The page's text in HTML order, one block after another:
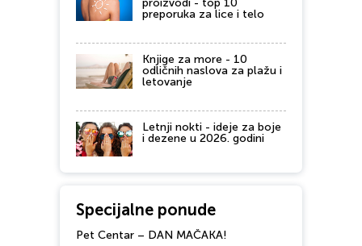
preporuka za lice i telo
Knjige za more - 10
odličnih naslova za plažu i
letovanje
Letnji nokti - ideje za boje
i dezene u 2026. godini
Specijalne ponude
Pet Centar – DAN MAČAKA!